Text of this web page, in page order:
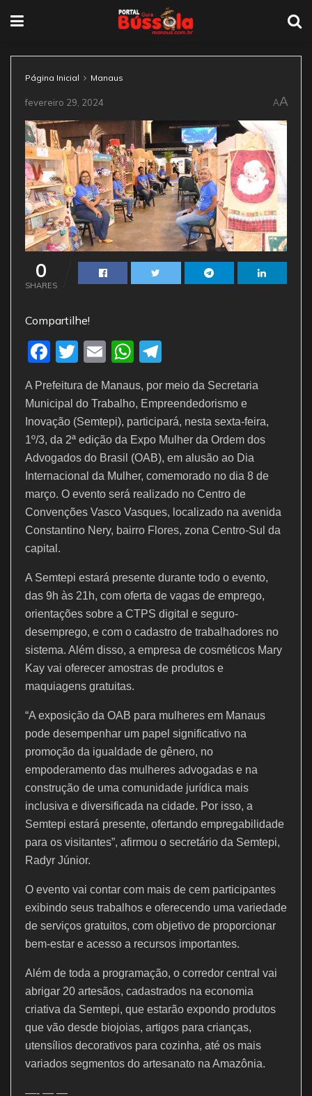
Página Inicial Manaus
fevereiro 29, 2024 AA
0
SHARES
Compartilhe!
F
a
c
e
b
o
o
k
T
w
itt
er
E
m
ai
l
W
at
s
A
p
p
e
gr
a
m
A Prefeitura de Manaus, por meio da Secretaria
Municipal do Trabalho, Empreendedorismo e
Inovação (Semtepi), participará, nesta sexta-feira,
1º/3, da 2ª edição da Expo Mulher da Ordem dos
Advogados do Brasil (OAB), em alusão ao Dia
Internacional da Mulher, comemorado no dia 8 de
março. O evento será realizado no Centro de
Convenções Vasco Vasques, localizado na avenida
Constantino Nery, bairro Flores, zona Centro-Sul da
capital.
A Semtepi estará presente durante todo o evento,
das 9h às 21h, com oferta de vagas de emprego,
orientações sobre a CTPS digital e seguro-
desemprego, e com o cadastro de trabalhadores no
sistema. Além disso, a empresa de cosméticos Mary
Kay vai oferecer amostras de produtos e
maquiagens gratuitas.
“A exposição da OAB para mulheres em Manaus
pode desempenhar um papel significativo na
promoção da igualdade de gênero, no
empoderamento das mulheres advogadas e na
construção de uma comunidade jurídica mais
inclusiva e diversificada na cidade. Por isso, a
Semtepi estará presente, ofertando empregabilidade
para os visitantes”, afirmou o secretário da Semtepi,
Radyr Júnior.
O evento vai contar com mais de cem participantes
exibindo seus trabalhos e oferecendo uma variedade
de serviços gratuitos, com objetivo de proporcionar
bem-estar e acesso a recursos importantes.
Além de toda a programação, o corredor central vai
abrigar 20 artesãos, cadastrados na economia
criativa da Semtepi, que estarão expondo produtos
que vão desde biojoias, artigos para crianças,
utensílios decorativos para cozinha, até os mais
variados segmentos do artesanato na Amazônia.
—- — —